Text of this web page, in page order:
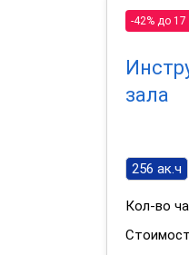
-42% до 17
зала
256 ак.ч
Кол-во